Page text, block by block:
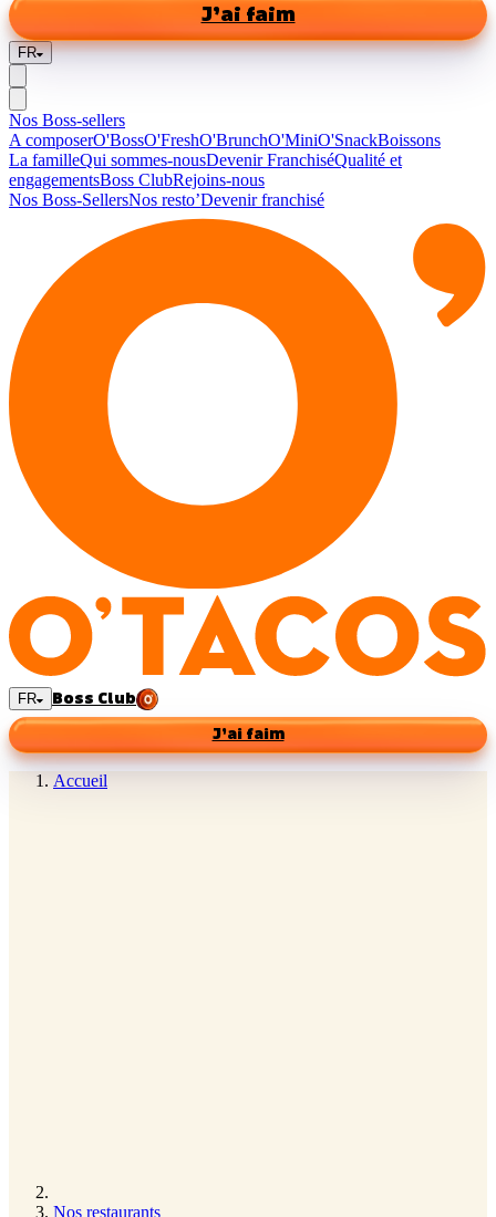
J’ai faim
FR
Nos Boss-sellers
A composerO'BossO'FreshO'BrunchO'MiniO'SnackBoissons
La familleQui sommes-nousDevenir FranchiséQualité et
engagementsBoss ClubRejoins-nous
Nos Boss-SellersNos resto’Devenir franchisé
FR
Boss Club
J’ai faim
Accueil
Nos restaurants